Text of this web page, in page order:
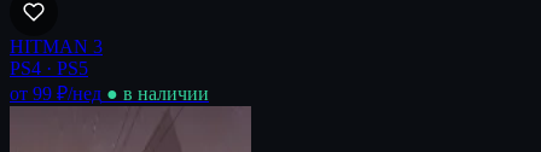
HITMAN 3
PS4 · PS5
от 99 ₽/нед ● в наличии